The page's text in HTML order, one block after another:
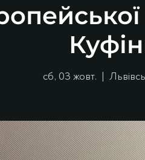
сб, 03 жовт.
  |